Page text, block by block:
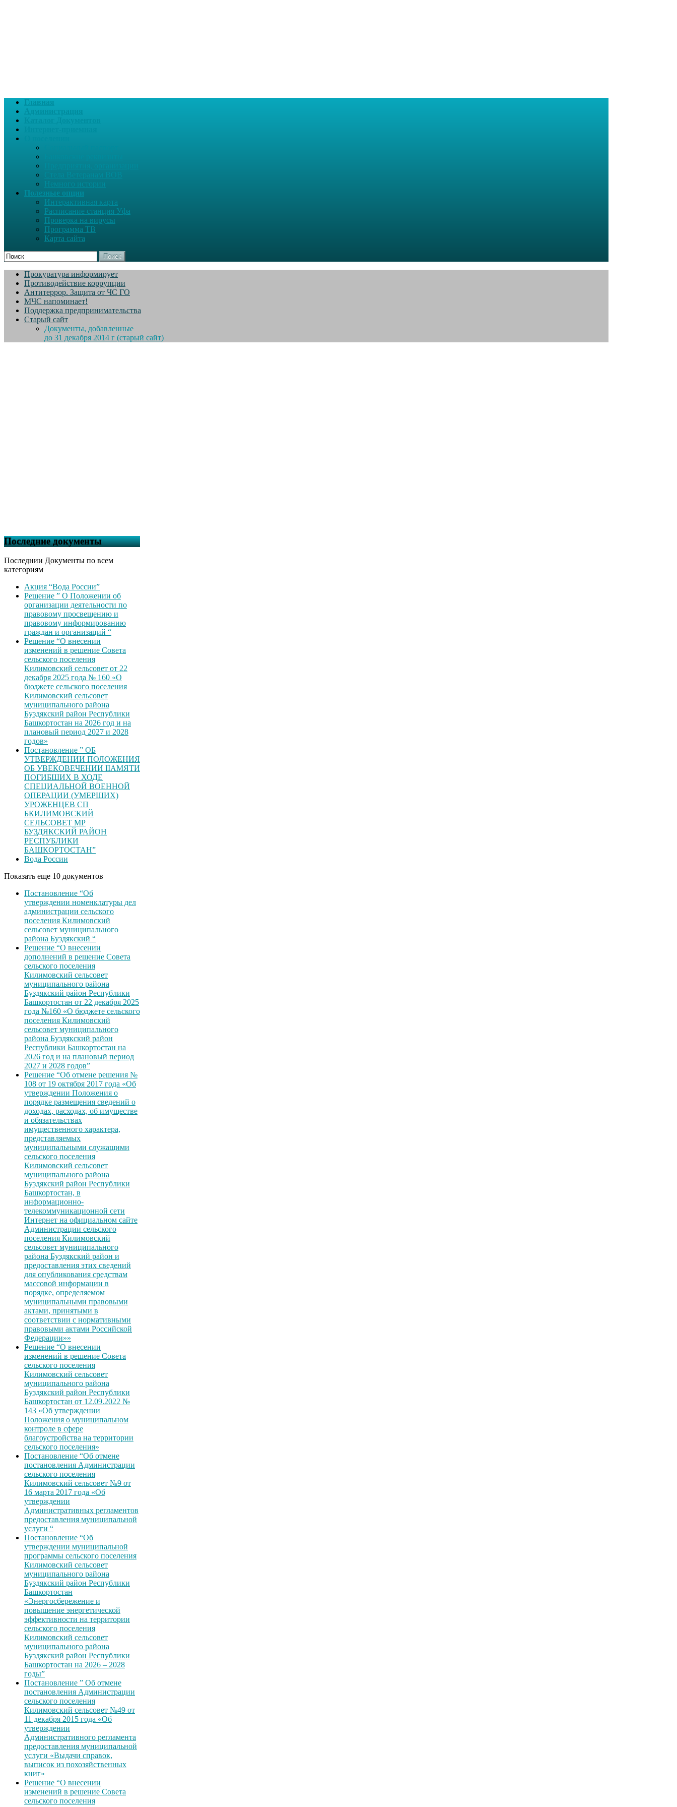
Главная
Администрация
Немного истории
Полезные опции
Интерактивная карта
Расписание станция Уфа
Проверка на вирусы
Программа ТВ
Карта сайта
Поиск
Прокуратура информирует
Противодействие коррупции
Антитеррор. Защита от ЧС ГО
МЧС напоминает!
Поддержка предпринимательства
Старый сайт
Документы, добавленные
до 31 декабря 2014 г (старый сайт)
Последние документы
Последнии Документы по всем
категориям
Акция “Вода России”
Решение ” О Положении об
организации деятельности по
правовому просвещению и
правовому информированию
граждан и организаций “
Решение “О внесении
изменений в решение Совета
сельского поселения
Килимовский сельсовет от 22
декабря 2025 года № 160 «О
бюджете сельского поселения
Килимовский сельсовет
муниципального района
Буздякский район Республики
Башкортостан на 2026 год и на
плановый период 2027 и 2028
годов»
Постановление ” ОБ
УТВЕРЖДЕНИИ ПОЛОЖЕНИЯ
ОБ УВЕКОВЕЧЕНИИ ІІАМЯТИ
ПОГИБШИХ В ХОДЕ
СПЕЦИАЛЬНОЙ ВОЕННОЙ
ОПЕРАЦИИ (УМЕРШИХ)
УРОЖЕНЦЕВ CП
БКИЛИМОВСКИЙ
СЕЛЬСОВЕТ МР
БУЗДЯКСКИЙ РАЙОН
РЕСПУБЛИКИ
БАШКОРТОСТАН”
Вода России
Показать еще 10 документов
Постановление “Об
утверждении номенклатуры дел
администрации сельского
поселения Килимовский
сельсовет муниципального
района Буздякский “
Решение “О внесении
дополнений в решение Совета
сельского поселения
Килимовский сельсовет
муниципального района
Буздякский район Республики
Башкортостан от 22 декабря 2025
года №160 «О бюджете сельского
поселения Килимовский
сельсовет муниципального
района Буздякский район
Республики Башкортостан на
2026 год и на плановый период
2027 и 2028 годов”
Решение “Об отмене решения №
108 от 19 октября 2017 года «Об
утверждении Положения о
порядке размещения сведений о
доходах, расходах, об имуществе
и обязательствах
имущественного характера,
представляемых
муниципальными служащими
сельского поселения
Килимовский сельсовет
муниципального района
Буздякский район Республики
Башкортостан, в
информационно-
телекоммуникационной сети
Интернет на официальном сайте
Администрации сельского
поселения Килимовский
сельсовет муниципального
района Буздякский район и
предоставления этих сведений
для опубликования средствам
массовой информации в
порядке, определяемом
муниципальными правовыми
актами, принятыми в
соответствии с нормативными
правовыми актами Российской
Федерации»»
Решение “О внесении
изменений в решение Совета
сельского поселения
Килимовский сельсовет
муниципального района
Буздякский район Республики
Башкортостан от 12.09.2022 №
143 «Об утверждении
Положения о муниципальном
контроле в сфере
благоустройства на территории
сельского поселения»
Постановление “Об отмене
постановления Администрации
сельского поселения
Килимовский сельсовет №9 от
16 марта 2017 года «Об
утверждении
Административных регламентов
предоставления муниципальной
услуги “
Постановление “Об
утверждении муниципальной
программы сельского поселения
Килимовский сельсовет
муниципального района
Буздякский район Республики
Башкортостан
«Энергосбережение и
повышение энергетической
эффективности на территории
сельского поселения
Килимовский сельсовет
муниципального района
Буздякский район Республики
Башкортостан на 2026 – 2028
годы”
Постановление ” Об отмене
постановления Администрации
сельского поселения
Килимовский сельсовет №49 от
11 декабря 2015 года «Об
утверждении
Административного регламента
предоставления муниципальной
услуги «Выдачи справок,
выписок из похозяйственных
книг»
Решение “О внесении
изменений в решение Совета
сельского поселения